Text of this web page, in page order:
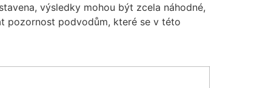
výsledky mohou být zcela náhodné,
pozornost podvodům, které se v této